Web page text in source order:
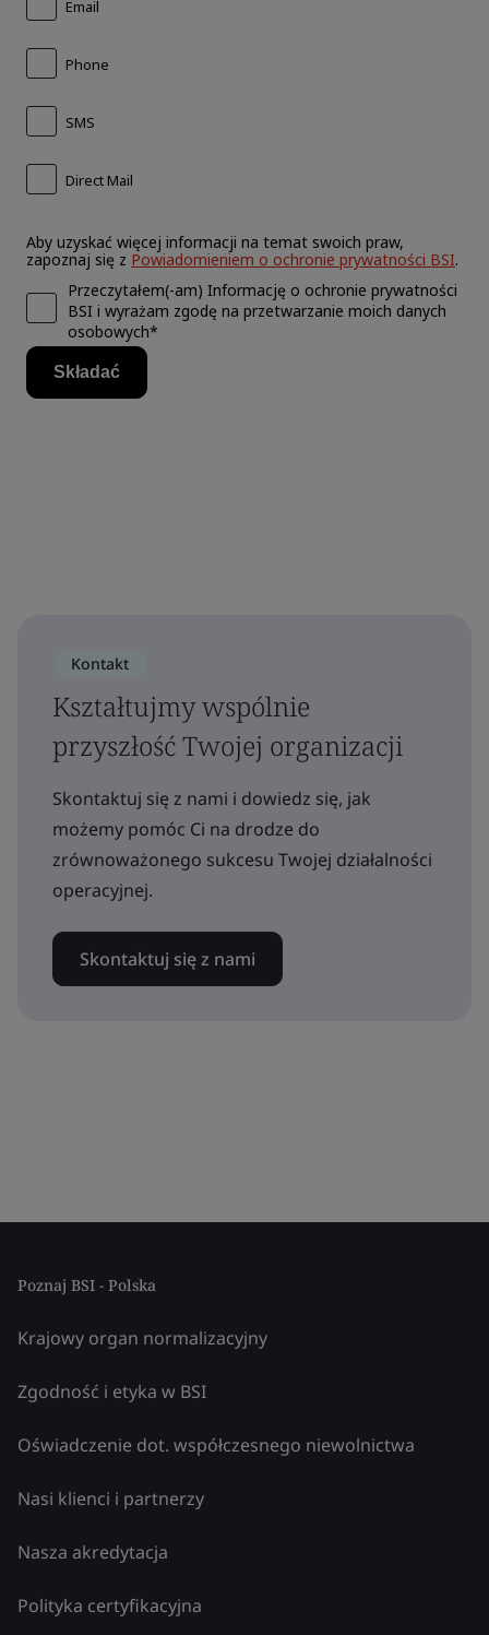
Kontakt
Kształtujmy wspólnie
przyszłość Twojej organizacji
Skontaktuj się z nami i dowiedz się, jak
możemy pomóc Ci na drodze do
zrównoważonego sukcesu Twojej działalności
operacyjnej.
Skontaktuj się z nami
Poznaj BSI - Polska
Krajowy organ normalizacyjny
Zgodność i etyka w BSI
Oświadczenie dot. współczesnego niewolnictwa
Nasi klienci i partnerzy
Nasza akredytacja
Polityka certyfikacyjna